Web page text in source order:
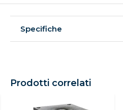
Specifiche
Prodotti correlati